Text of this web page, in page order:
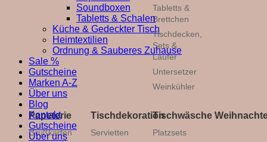
Tabletts &
Brettchen
Tischdecken,
Sets &
Läufer
Untersetzer
Weinkühler
Papeterie
Grußkarten
Tischdekoration
Servietten
Tischwäsche
Platzsets
Soundboxen
Tabletts & Schalen
Küche & Gedeckter Tisch
Heimtextilien
Ordnung & Sauberes Zuhause
Sale %
Gutscheine
Marken A-Z
Über uns
Blog
Kontakt
Gutscheine
Über uns